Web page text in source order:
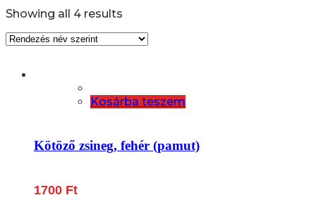
Showing all 4 results
Kosárba teszem
Kötöző zsineg, fehér (pamut)
1700 Ft